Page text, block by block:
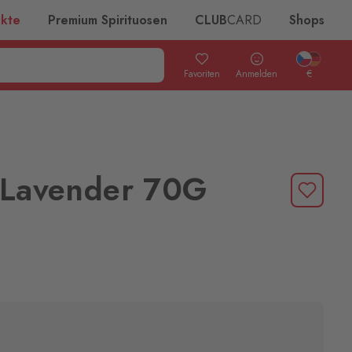
Premium Spirituosen CLUBCARD Shops
Favoriten Anmelden €
70G